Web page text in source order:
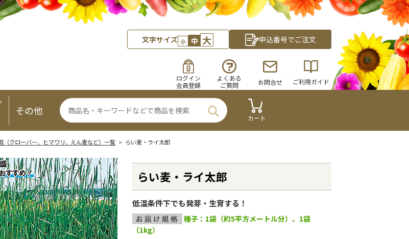
文字サイズ 小 中 大 申込番号でご注文
ログイン
会員登録
よくある
ご質問
お問合せ ご利用ガイド
その他
カート
（クローバー、ヒマワリ、えん麦など）一覧> らい麦・ライ太郎
らい麦・ライ太郎
低温条件下でも発芽・生育する！
種子：1袋（約5平方メートル分）、1袋
（1kg）